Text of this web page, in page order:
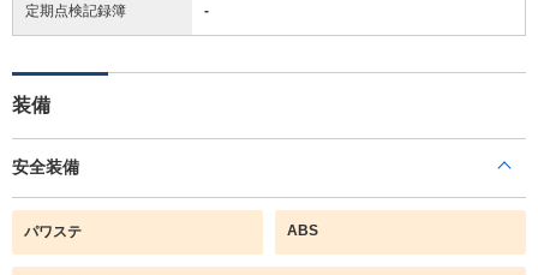
定期点検記録簿 -
装備
安全装備
パワステ ABS